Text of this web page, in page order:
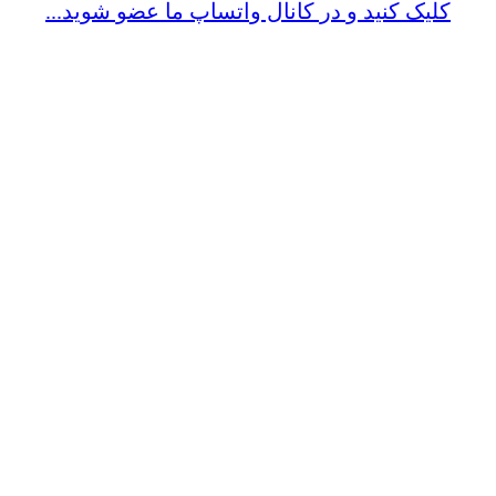
کلیک کنید و در کانال واتساپ ما عضو شوید...